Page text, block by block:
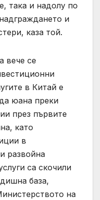
така и надолу по
и
каза той.
вече се
в Китай е
юана преки
през първите
като
в
развойна
са скочили
база,
на